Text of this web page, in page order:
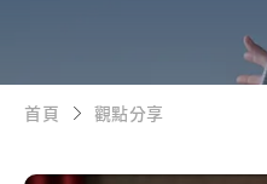
首頁 觀點分享